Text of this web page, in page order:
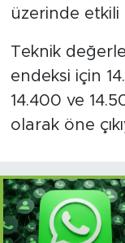
üzerinde etkili
Teknik
endeksi için
14.400 ve
olarak öne